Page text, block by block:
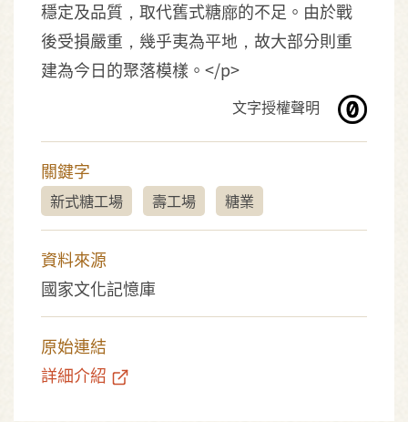
穩定及品質，取代舊式糖廍的不足。由於戰
後受損嚴重，幾乎夷為平地，故大部分則重
建為今日的聚落模樣。</p>
文字授權聲明
關鍵字
新式糖工場 壽工場 糖業
資料來源
國家文化記憶庫
原始連結
詳細介紹